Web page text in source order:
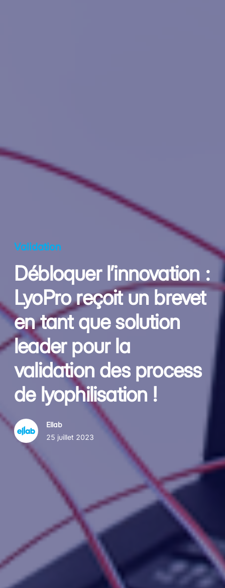
Validation
Débloquer l’innovation :
LyoPro reçoit un brevet
en tant que solution
leader pour la
validation des process
de lyophilisation !
Ellab
25 juillet 2023